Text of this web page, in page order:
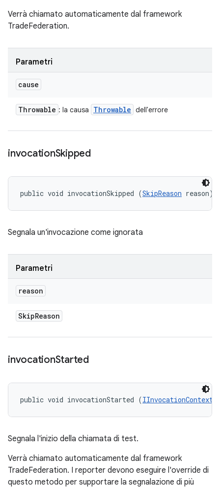
Verrà chiamato automaticamente dal framework
TradeFederation.
Parametri
cause
Throwable : la causa Throwable dell'errore
invocationSkipped
public void invocationSkipped (SkipReason reason)
Segnala un'invocazione come ignorata
Parametri
reason
SkipReason
invocationStarted
public void invocationStarted (IInvocationContext
Segnala l'inizio della chiamata di test.
Verrà chiamato automaticamente dal framework
TradeFederation. I reporter devono eseguire l'override di
questo metodo per supportare la segnalazione di più